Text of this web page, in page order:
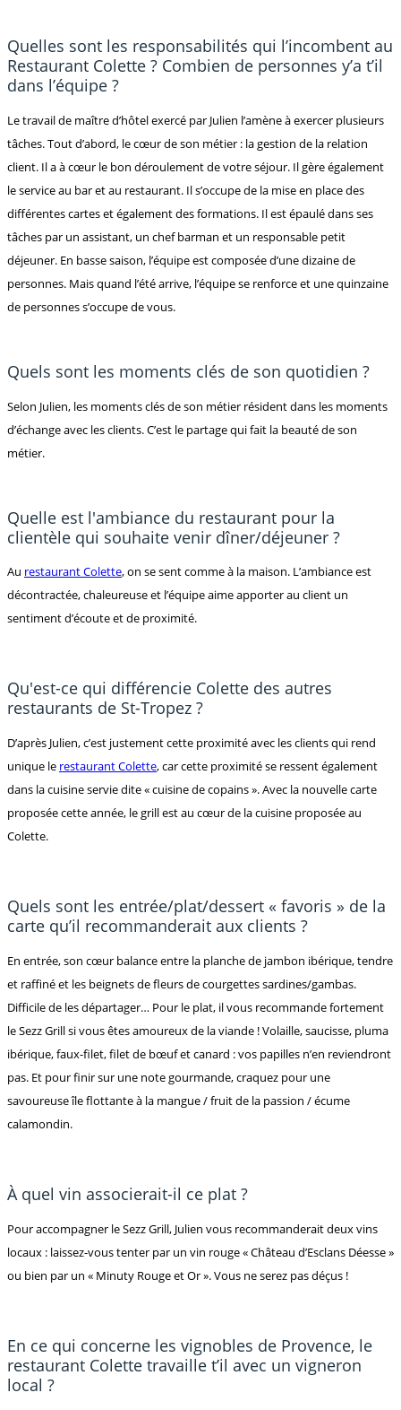
Quelles sont les responsabilités qui l’incombent au
Restaurant Colette ? Combien de personnes y’a t’il
dans l’équipe ?
Le travail de maître d’hôtel exercé par Julien l’amène à exercer plusieurs
tâches. Tout d’abord, le cœur de son métier : la gestion de la relation
client. Il a à cœur le bon déroulement de votre séjour. Il gère également
le service au bar et au restaurant. Il s’occupe de la mise en place des
différentes cartes et également des formations. Il est épaulé dans ses
tâches par un assistant, un chef barman et un responsable petit
déjeuner. En basse saison, l’équipe est composée d’une dizaine de
personnes. Mais quand l’été arrive, l’équipe se renforce et une quinzaine
de personnes s’occupe de vous.
Quels sont les moments clés de son quotidien ?
Selon Julien, les moments clés de son métier résident dans les moments
d’échange avec les clients. C’est le partage qui fait la beauté de son
métier.
Quelle est l'ambiance du restaurant pour la
clientèle qui souhaite venir dîner/déjeuner ?
Au restaurant Colette, on se sent comme à la maison. L’ambiance est
décontractée, chaleureuse et l’équipe aime apporter au client un
sentiment d’écoute et de proximité.
Qu'est-ce qui différencie Colette des autres
restaurants de St-Tropez ?
D’après Julien, c’est justement cette proximité avec les clients qui rend
unique le restaurant Colette, car cette proximité se ressent également
dans la cuisine servie dite « cuisine de copains ». Avec la nouvelle carte
proposée cette année, le grill est au cœur de la cuisine proposée au
Colette.
Quels sont les entrée/plat/dessert « favoris » de la
carte qu’il recommanderait aux clients ?
En entrée, son cœur balance entre la planche de jambon ibérique, tendre
et raffiné et les beignets de fleurs de courgettes sardines/gambas.
Difficile de les départager… Pour le plat, il vous recommande fortement
le Sezz Grill si vous êtes amoureux de la viande ! Volaille, saucisse, pluma
ibérique, faux-filet, filet de bœuf et canard : vos papilles n’en reviendront
pas. Et pour finir sur une note gourmande, craquez pour une
savoureuse île flottante à la mangue / fruit de la passion / écume
calamondin.
À quel vin associerait-il ce plat ?
Pour accompagner le Sezz Grill, Julien vous recommanderait deux vins
locaux : laissez-vous tenter par un vin rouge « Château d’Esclans Déesse »
ou bien par un « Minuty Rouge et Or ». Vous ne serez pas déçus !
En ce qui concerne les vignobles de Provence, le
restaurant Colette travaille t’il avec un vigneron
local ?